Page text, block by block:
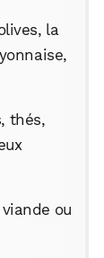
la
thés,
ou